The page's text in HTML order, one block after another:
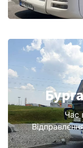
Час